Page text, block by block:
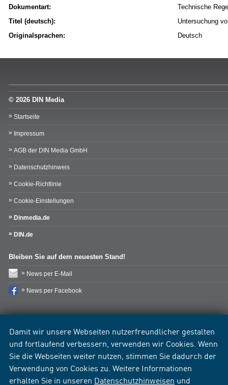
Damit wir unsere Webseiten nutzerfreundlicher gestalten
und fortlaufend verbessern, verwenden wir Cookies. Wenn
Sie die Webseiten weiter nutzen, stimmen Sie dadurch der
Verwendung von Cookies zu. Weitere Informationen
erhalten Sie in unseren Datenschutzhinweisen und
Dokumentart:
Technische
Titel (deutsch):
Untersuchung
Originalsprachen:
Deutsch
© 2026 DIN Media
Startseite
Impressum
AGB der DIN Media GmbH
Datenschutzhinweis
Cookie-Richtlinie
Cookie-Einstellungen
Dinmedia.de
DIN.de
Bleiben Sie auf dem neuesten Stand!
News per E-Mail
News per Facebook